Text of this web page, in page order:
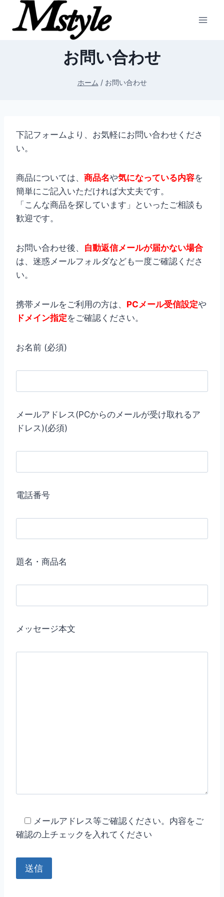
お問い合わせ
ホーム / お問い合わせ
下記フォームより、お気軽にお問い合わせくださ
い。
商品については、 商品名や気になっている内容を
簡単にご記入いただければ大丈夫です。
「こんな商品を探しています」といったご相談も
歓迎です。
お問い合わせ後、 自動返信メールが届かない場合
は、迷惑メールフォルダなども一度ご確認くださ
い。
携帯メールをご利用の方は、 PCメール受信設定や
ドメイン指定をご確認ください。
お名前 (必須)
メールアドレス(PCからのメールが受け取れるア
ドレス)(必須)
電話番号
題名・商品名
メッセージ本文
メールアドレス等ご確認ください。内容をご
確認の上チェックを入れてください